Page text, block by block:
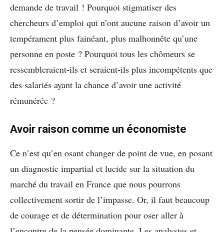
demande de travail ! Pourquoi stigmatiser des
chercheurs d’emploi qui n’ont aucune raison d’avoir un
tempérament plus fainéant, plus malhonnête qu’une
personne en poste ? Pourquoi tous les chômeurs se
ressembleraient-ils et seraient-ils plus incompétents que
des salariés ayant la chance d’avoir une activité
rémunérée ?
Avoir raison comme un économiste
Ce n’est qu’en osant changer de point de vue, en posant
un diagnostic impartial et lucide sur la situation du
marché du travail en France que nous pourrons
collectivement sortir de l’impasse. Or, il faut beaucoup
de courage et de détermination pour oser aller à